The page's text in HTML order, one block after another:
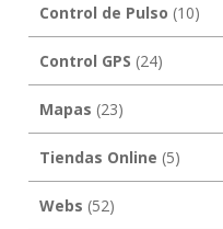
Control de Pulso (10)
Control GPS (24)
Mapas (23)
Tiendas Online (5)
Webs (52)